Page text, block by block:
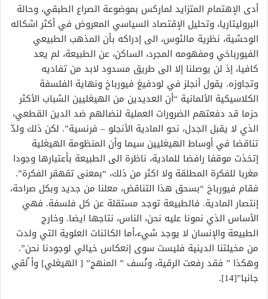
أدى الإهتمام المتزايد لماركس بموضوعة الصراع الطبقي، وحالة
البروليتاريا، وتحليل الإقتصاد السياسي المعروض في أكثر اشكاله
الوحشية، نظرية مالثوس، الى إدراكه بأن المذهب الطبيعي
الفيورباخي ومفهومه المجرد، الساكن، عن الطبيعة، لم يعد
كافيا، إذ لن يوصلنا إلا الى طريق مسدود لابد من تفاديه
وتجاوزه. يقول أنجلز في لودفيغ فيورباخ ونهاية الفلسفة
الكلاسيكية الألمانية “أن العديدين من الهيغليين الشباب الأكثر
حزما قد دفعتهم الضرورات العملية لنضالهم ضد الدين القطعي،
الذي لا يقبل الجدل، نحو المادية الأنجلو – فرنسية”. لكن ذلك ولدّ
تناقضا في أوساط الهيغليين سيما وأن المنظومة الهيغلية
إتخذت موقفا رافضا للمادية، ناظرة الى الطبيعة بأعتبارها وجودا
مغربا للفكرة المطلقة ولا اكثر من ذلك، “بمعنى تقهقر الفكرة”.
فقام فيورباخ “بسحق هذا التناقض، معلنا من جديد وبكل صراحة،
إنتصار المادية. فالطبيعة توجد مستقلة عن كل فلسفة. فهي
الأساس الذي نمونا عليه نحن، الناس، نتاجها ايضا. وخارج
الطبيعة والإنسان لا يوجد شيء،أما الكائنات العلوية التي ولدت
من مخيلتنا الدينية فليست سوى إنعكاس خيالي لوجودنا نحن”.
وهكذا ” فقد رفعت الرقية، ونُسف ” المنهج” [ الهيغلي] وأ ُلقي
جانبا”[14].